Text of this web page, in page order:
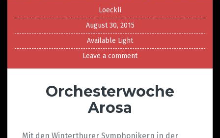
Loeckli
August 30, 2015
Available Light
Leave a comment
Orchesterwoche
Arosa
Mit den Winterthurer Symphonikern in der